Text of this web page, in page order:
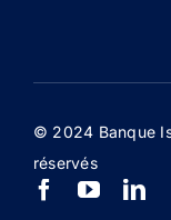
© 2024 Banque
réservés